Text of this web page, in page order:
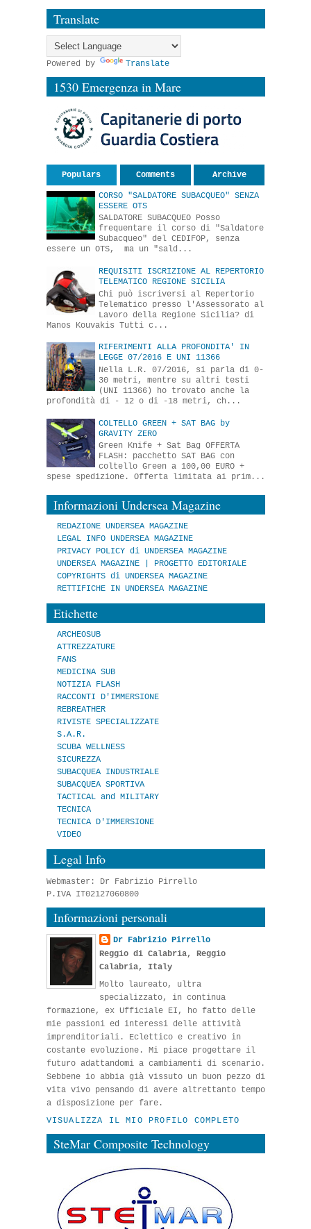
Translate
Powered by Translate
1530 Emergenza in Mare
Populars Comments Archive
CORSO "SALDATORE SUBACQUEO" SENZA
ESSERE OTS
SALDATORE SUBACQUEO Posso
frequentare il corso di "Saldatore
Subacqueo" del CEDIFOP, senza
essere un OTS, ma un "sald...
REQUISITI ISCRIZIONE AL REPERTORIO
TELEMATICO REGIONE SICILIA
Chi può iscriversi al Repertorio
Telematico presso l'Assessorato al
Lavoro della Regione Sicilia? di
Manos Kouvakis Tutti c...
RIFERIMENTI ALLA PROFONDITA' IN
LEGGE 07/2016 E UNI 11366
Nella L.R. 07/2016, si parla di 0-
30 metri, mentre su altri testi
(UNI 11366) ho trovato anche la
profondità di - 12 o di -18 metri, ch...
COLTELLO GREEN + SAT BAG by
GRAVITY ZERO
Green Knife + Sat Bag OFFERTA
FLASH: pacchetto SAT BAG con
coltello Green a 100,00 EURO +
spese spedizione. Offerta limitata ai prim...
Informazioni Undersea Magazine
REDAZIONE UNDERSEA MAGAZINE
LEGAL INFO UNDERSEA MAGAZINE
PRIVACY POLICY di UNDERSEA MAGAZINE
UNDERSEA MAGAZINE | PROGETTO EDITORIALE
COPYRIGHTS di UNDERSEA MAGAZINE
RETTIFICHE IN UNDERSEA MAGAZINE
Etichette
ARCHEOSUB
ATTREZZATURE
FANS
MEDICINA SUB
NOTIZIA FLASH
RACCONTI D'IMMERSIONE
REBREATHER
RIVISTE SPECIALIZZATE
S.A.R.
SCUBA WELLNESS
SICUREZZA
SUBACQUEA INDUSTRIALE
SUBACQUEA SPORTIVA
TACTICAL and MILITARY
TECNICA
TECNICA D'IMMERSIONE
VIDEO
Legal Info
Webmaster: Dr Fabrizio Pirrello
P.IVA IT02127060800
Informazioni personali
Dr Fabrizio Pirrello
Reggio di Calabria, Reggio
Calabria, Italy
Molto laureato, ultra
specializzato, in continua
formazione, ex Ufficiale EI, ho fatto delle
mie passioni ed interessi delle attività
imprenditoriali. Eclettico e creativo in
costante evoluzione. Mi piace progettare il
futuro adattandomi a cambiamenti di scenario.
Sebbene io abbia già vissuto un buon pezzo di
vita vivo pensando di avere altrettanto tempo
a disposizione per fare.
VISUALIZZA IL MIO PROFILO COMPLETO
SteMar Composite Technology